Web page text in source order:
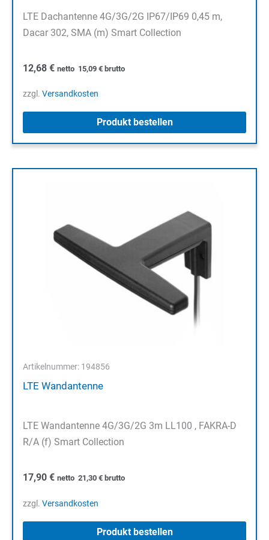
LTE Dachantenne 4G/3G/2G IP67/IP69 0,45 m,
Dacar 302, SMA (m) Smart Collection
12,68 € netto 15,09 € brutto
zzgl. Versandkosten
Produkt bestellen
Artikelnummer: 194856
LTE Wandantenne
LTE Wandantenne 4G/3G/2G 3m LL100 , FAKRA-D
R/A (f) Smart Collection
17,90 € netto 21,30 € brutto
zzgl. Versandkosten
Produkt bestellen